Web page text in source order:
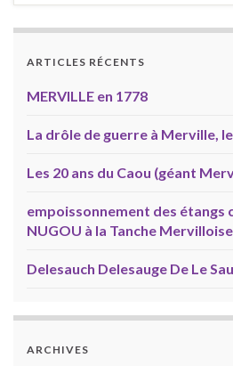
ARTICLES RÉCENTS
MERVILLE en 1778
La drôle de guerre à Merville,
Les 20 ans du Caou (géant
empoissonnement des étangs
NUGOU à la Tanche Mervilloise
Delesauch Delesauge De Le
ARCHIVES